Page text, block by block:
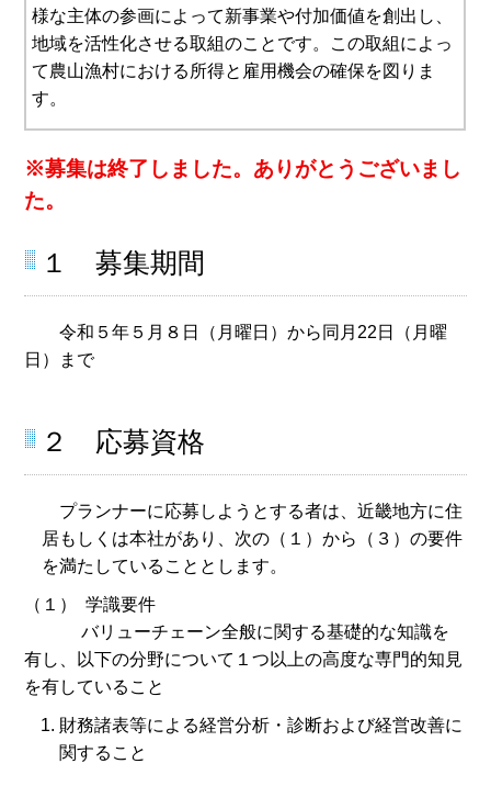
様な主体の参画によって新事業や付加価値を創出し、
地域を活性化させる取組のことです。この取組によっ
て農山漁村における所得と雇用機会の確保を図りま
す。
※募集は終了しました。ありがとうございまし
た。
１ 募集期間
令和５年５月８日（月曜日）から同月22日（月曜
日）まで
２ 応募資格
プランナーに応募しようとする者は、近畿地方に住
居もしくは本社があり、次の（１）から（３）の要件
を満たしていることとします。
（１） 学識要件
バリューチェーン全般に関する基礎的な知識を
有し、以下の分野について１つ以上の高度な専門的知見
を有していること
財務諸表等による経営分析・診断および経営改善に
関すること